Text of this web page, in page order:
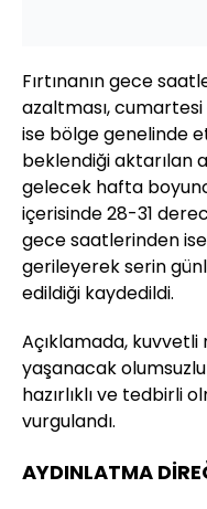
Fırtınanın gece
azaltması,
ise bölge genelinde
beklendiği aktarılan
gelecek hafta
içerisinde 28-31
gece saatlerinden
gerileyerek serin
edildiği kaydedildi.
Açıklamada, kuvvetli
yaşanacak
hazırlıklı ve tedbirli
vurgulandı.
AYDINLATMA